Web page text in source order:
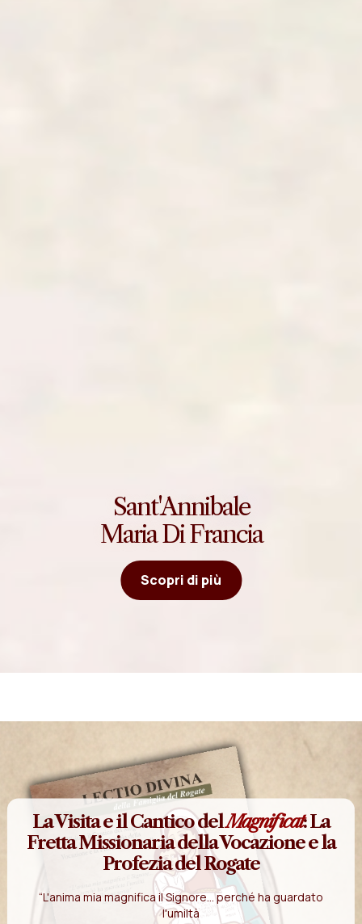
Sant'Annibale
Maria Di Francia
Scopri di più
La Visita e il Cantico delMagnificat: La
Fretta Missionaria della Vocazione e la
Profezia del Rogate
“L'anima mia magnifica il Signore... perché ha guardato
l'umiltà